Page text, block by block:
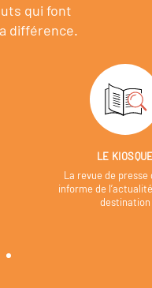
qui font
différence.
LE
La revue de presse
informe de
destination